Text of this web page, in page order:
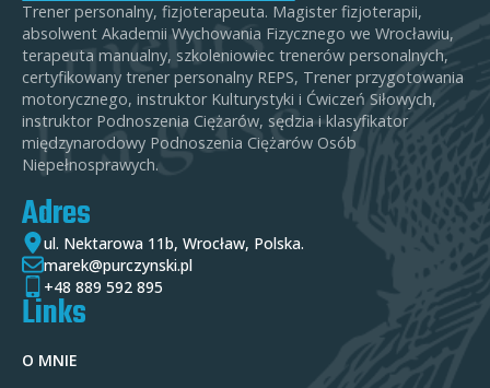
Trener personalny, fizjoterapeuta. Magister fizjoterapii,
absolwent Akademii Wychowania Fizycznego we Wrocławiu,
terapeuta manualny, szkoleniowiec trenerów personalnych,
certyfikowany trener personalny REPS, Trener przygotowania
motorycznego, instruktor Kulturystyki i Ćwiczeń Siłowych,
instruktor Podnoszenia Ciężarów, sędzia i klasyfikator
międzynarodowy Podnoszenia Ciężarów Osób
Niepełnosprawych.
Adres
ul. Nektarowa 11b, Wrocław, Polska.
marek@purczynski.pl
+48 889 592 895
Links
O MNIE